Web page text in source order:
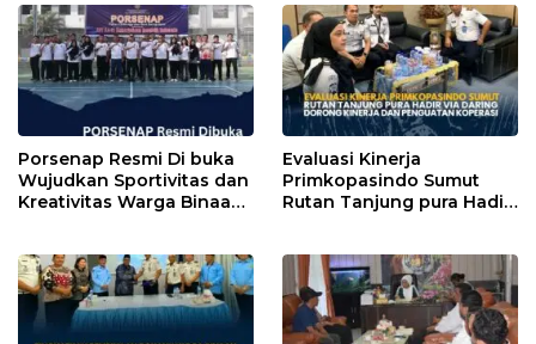
Porsenap Resmi Di buka
Wujudkan Sportivitas dan
Kreativitas Warga Binaan
Evaluasi Kinerja
Primkopasindo Sumut
Rutan Tanjung pura Hadir